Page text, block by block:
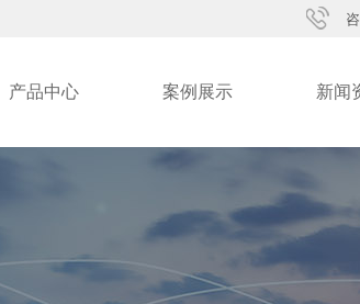
产品中心 案例展示 新闻